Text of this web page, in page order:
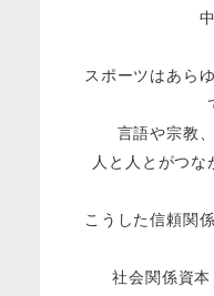
スポーツはあら
言語や宗教
人と人とがつな
こうした信頼関
社会関係資